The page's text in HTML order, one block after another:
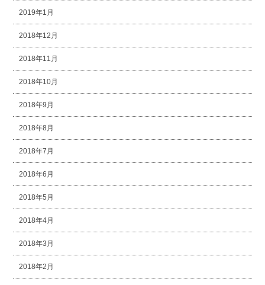
2019年1月
2018年12月
2018年11月
2018年10月
2018年9月
2018年8月
2018年7月
2018年6月
2018年5月
2018年4月
2018年3月
2018年2月